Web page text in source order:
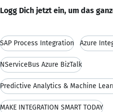
Logg Dich jetzt ein, um das
SAP Process Integration Azure
NServiceBus Azure BizTalk
Predictive Analytics & Machine
MAKE INTEGRATION SMART TODAY